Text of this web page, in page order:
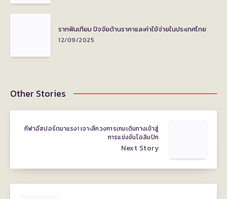
รากฟันเทียม ปัจจัยด้านราคาและค่าใช้จ่ายในประเทศไทย
12/09/2025
Other Stories
กีฬาอีสปอร์ตมาแรง! เจาะลึกวงการเกมเดินทางเข้าสู่
การแข่งขันโอลิมปิก
Next Story